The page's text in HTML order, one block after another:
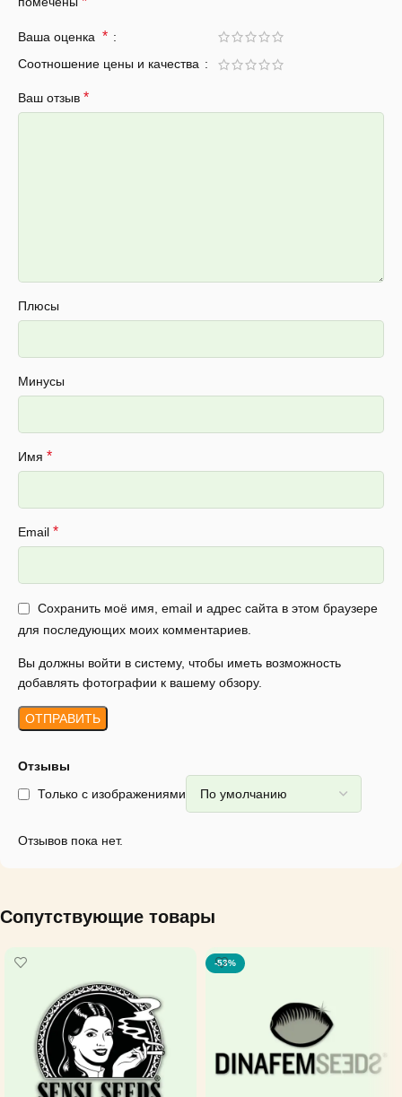
Отзывы
Только с изображениями
Отзывов пока нет.
Ваша оценка *
Соотношение цены и качества
Ваш отзыв *
Плюсы
Минусы
Имя *
Email *
Сохранить моё имя, email и адрес сайта в этом браузере
для последующих моих комментариев.
Вы должны войти в систему, чтобы иметь возможность
добавлять фотографии к вашему обзору.
Сопутствующие товары
-53%